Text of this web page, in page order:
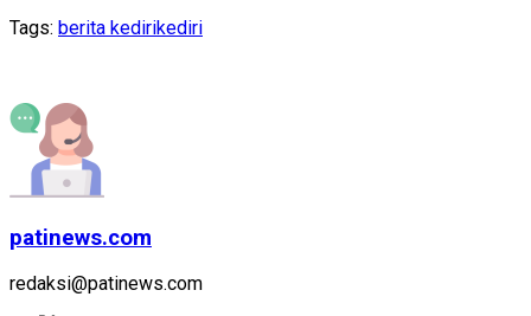
Tags: berita kedirikediri
patinews.com
redaksi@patinews.com